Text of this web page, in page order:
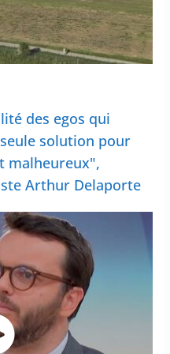
des egos qui
solution pour
malheureux",
Arthur Delaporte